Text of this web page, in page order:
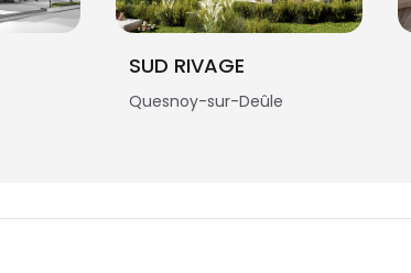
SUD RIVAGE
Quesnoy-sur-Deûle